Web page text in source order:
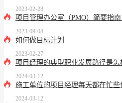
2023-02-28
项目管理办公室（PMO）简要指
2023-09-08
如何做目标计划
2023-02-27
项目经理的典型职业发展路径是怎
2024-03-12
施工单位的项目经理每天都在忙些
2024-03-12